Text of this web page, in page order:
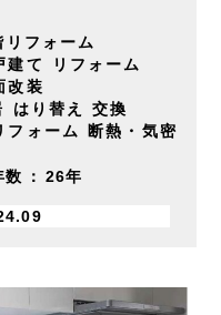
リフォーム
建て
リフォーム
改装
はり替え
交換
フォーム 断熱・気密
数 26年